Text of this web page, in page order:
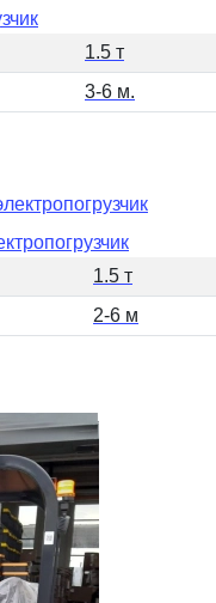
1.5 т
3-6 м.
1.5 т
2-6 м